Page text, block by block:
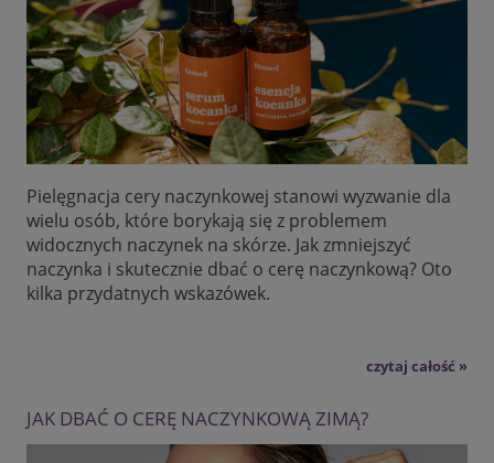
Pielęgnacja cery naczynkowej stanowi wyzwanie dla
wielu osób, które borykają się z problemem
widocznych naczynek na skórze. Jak zmniejszyć
naczynka i skutecznie dbać o cerę naczynkową? Oto
kilka przydatnych wskazówek.
czytaj całość »
JAK DBAĆ O CERĘ NACZYNKOWĄ ZIMĄ?